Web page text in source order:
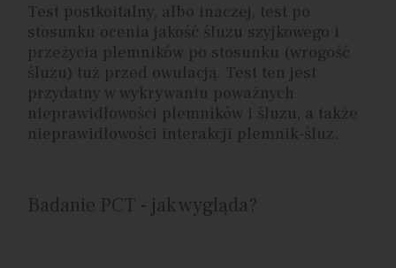
Test postkoitalny, albo inaczej, test po
stosunku ocenia jakość śluzu szyjkowego i
przeżycia plemników po stosunku (wrogość
śluzu) tuż przed owulacją. Test ten jest
przydatny w wykrywaniu poważnych
nieprawidłowości plemników i śluzu, a także
nieprawidłowości interakcji plemnik-śluz.
Badanie PCT - jak wygląda?